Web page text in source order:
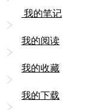
我的笔记
我的阅读
我的收藏
我的下载